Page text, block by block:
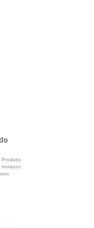
Produto
Inmetro